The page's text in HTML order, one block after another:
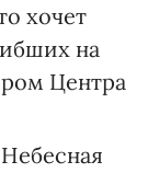
хочет
на
Центра